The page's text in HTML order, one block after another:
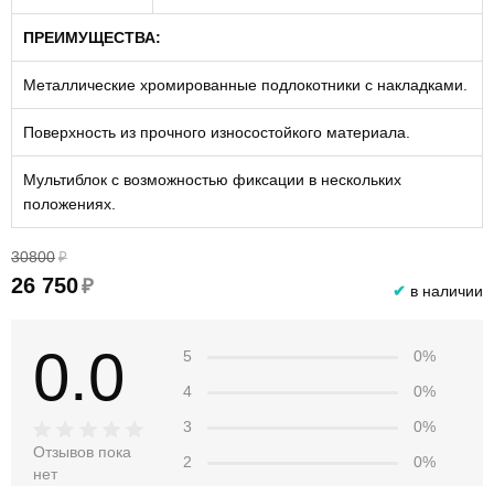
ПРЕИМУЩЕСТВА:
Металлические хромированные подлокотники с накладками.
Поверхность из прочного износостойкого материала.
Мультиблок с возможностью фиксации в нескольких
положениях.
30800 ₽
26 750₽ ✔ в наличии
0.0
Отзывов пока
нет
5
0%
4
0%
3
0%
2
0%